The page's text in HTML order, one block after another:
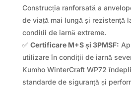
Construcția ranforsată a
de viață mai lungă și rezistență
condiții de iarnă extreme.
✅ Certificare M+S și 3PMSF:
utilizare în condiții de iarnă
Kumho WinterCraft WP72
standarde de siguranță și